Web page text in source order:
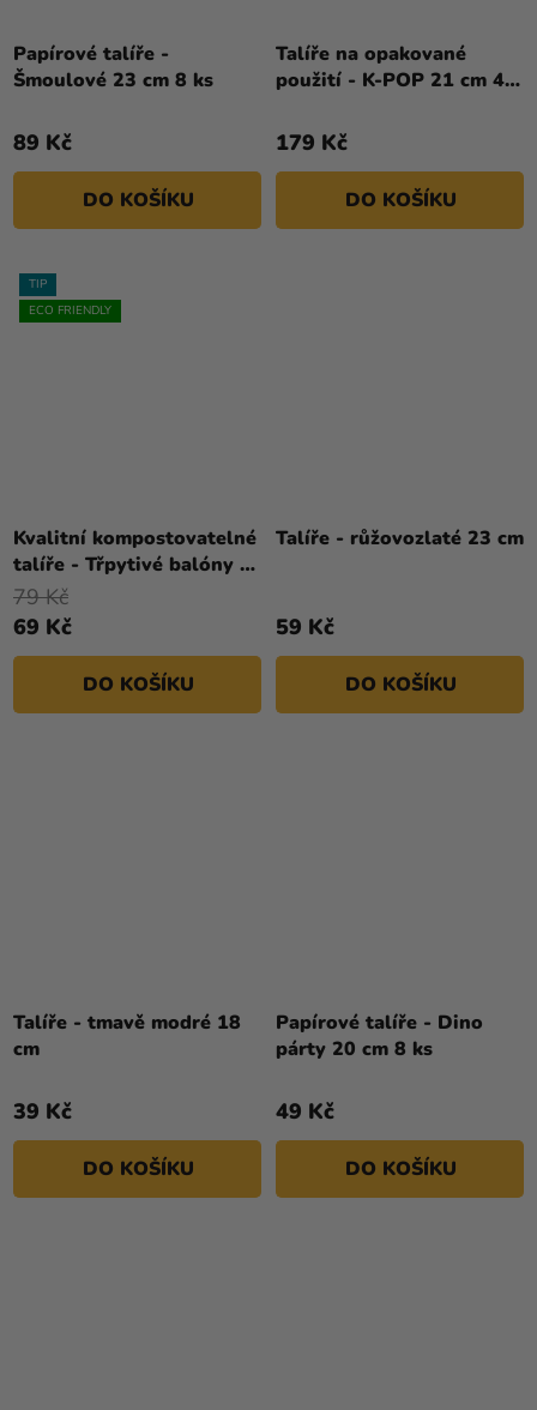
Papírové talíře -
Šmoulové 23 cm 8 ks
89 Kč
DO KOŠÍKU
Talíře na opakované
použití - K-POP 21 cm 4
179 Kč
DO KOŠÍKU
TIP
ECO FRIENDLY
Kvalitní kompostovatelné
talíře - Třpytivé balóny 8
ks
69 Kč
79 Kč
DO KOŠÍKU
Talíře - růžovozlaté 23 cm
59 Kč
DO KOŠÍKU
Talíře - tmavě modré 18
cm
39 Kč
DO KOŠÍKU
Papírové talíře - Dino
párty 20 cm 8 ks
49 Kč
DO KOŠÍKU